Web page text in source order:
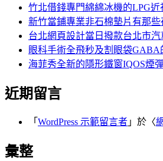
竹北借錢專門綿綿冰機的LPG
新竹當鋪專業非石棉墊片有那
台北網頁設計當日撥款台北市
眼科手術全飛秒及割眼袋
海菲秀全新的隱形鐵窗IQOS煙
近期留言
「 WordPress 示範留言者 」於〈
彙整